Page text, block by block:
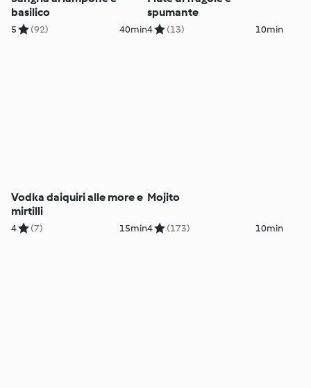
basilico
5 (92) 40min
spumante
4 (13) 10min
Vodka daiquiri alle more e
mirtilli
4 (7) 15min
Mojito
4 (173) 10min